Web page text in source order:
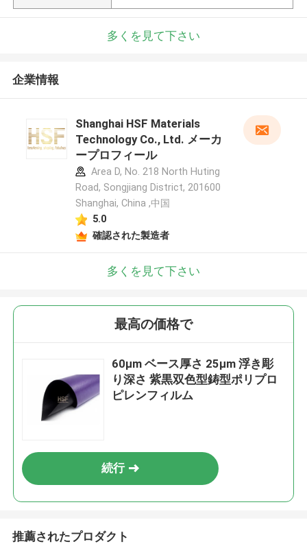
多くを見て下さい
企業情報
Shanghai HSF Materials
Technology Co., Ltd. メーカ
ープロフィール
Area D, No. 218 North Huting
Road, Songjiang District, 201600
Shanghai, China ,中国
5.0
確認された製造者
多くを見て下さい
最高の価格で
60μm ベース厚さ 25μm 浮き彫
り深さ 紫黒双色型鋳型ポリプロ
ピレンフィルム
続行
推薦されたプロダクト